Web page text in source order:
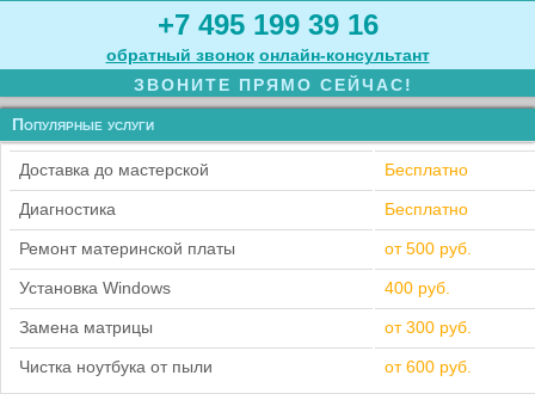
+7 495 199 39 16
обратный звонок онлайн‑консультант
ЗВОНИТЕ ПРЯМО СЕЙЧАС!
Популярные услуги
Доставка до мастерской Бесплатно
Диагностика Бесплатно
Ремонт материнской платы от 500 руб.
Установка Windows 400 руб.
Замена матрицы от 300 руб.
Чистка ноутбука от пыли от 600 руб.